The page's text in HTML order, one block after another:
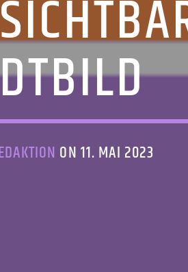
ON 11. MAI 2023